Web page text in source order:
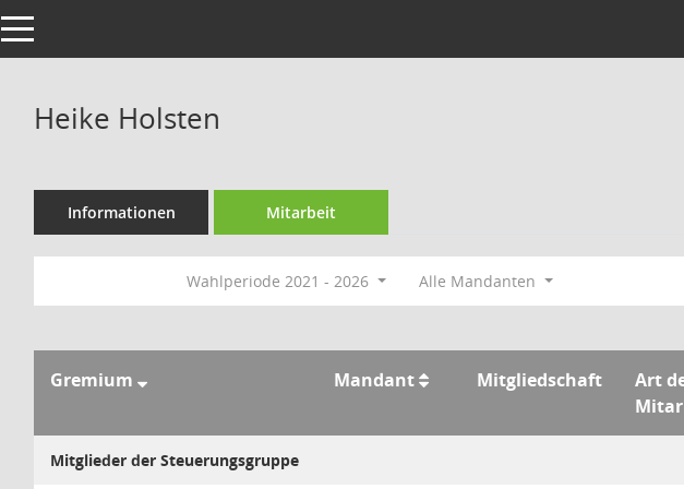
Toggle navigation
Heike Holsten
Informationen Mitarbeit
Wahlperiode 2021 - 2026 Alle Mandanten
Gremium Mandant Mitgliedschaft
Art
Mitglieder der Steuerungsgruppe